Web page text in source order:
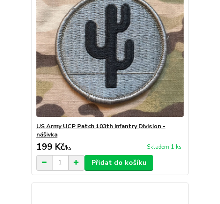
US Army UCP Patch 103th Infantry Division -
nášivka
199 Kč/ks Skladem 1 ks
Přidat do košíku